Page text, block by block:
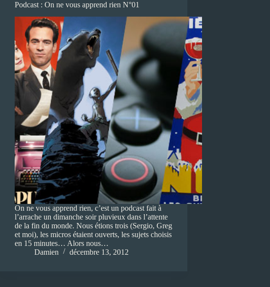
Podcast : On ne vous apprend rien N°01
On ne vous apprend rien, c’est un podcast fait à
l’arrache un dimanche soir pluvieux dans l’attente
de la fin du monde. Nous étions trois (Sergio, Greg
et moi), les micros étaient ouverts, les sujets choisis
en 15 minutes… Alors nous…
Damien
décembre 13, 2012